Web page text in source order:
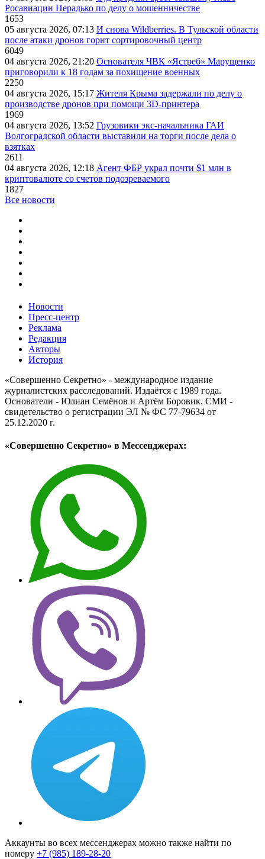
Росавиации Нерадько по делу о мошенничестве
1653
05 августа 2026, 07:13 И снова Wildberries. В Тульской области
после атаки дронов горит сортировочный центр
6049
04 августа 2026, 21:20 Основателя ЧВК «Ястреб» Марущенко
приговорили к 18 годам за похищение военных
2250
04 августа 2026, 15:17 Жителя Крыма задержали по делу о
производстве дронов при помощи 3D‑принтера
1969
04 августа 2026, 13:52 Грузовики экс-начальника ГАИ
Волгоградской области выставили на торги после дела о
взятках
2611
04 августа 2026, 12:18 Агент ФБР украл почти $1 млн в
криптовалюте со счетов подозреваемого
1827
Все новости
Новости
Пресс-центр
Реклама
Редакция
Авторы
История
«Совершенно Секретно» - международное издание
журналистских расследований. Издаётся с 1989 года.
Основатели - Юлиан Семёнов и Артём Боровик. CМИ -
свидетельство о регистрации ЭЛ № ФС 77-79634 от
25.12.2020 г.
«Совершенно Секретно» в Мессенджерах:
Аккаунты во всех мессенджерах можно также найти по
номеру +7 (985) 189-28-20